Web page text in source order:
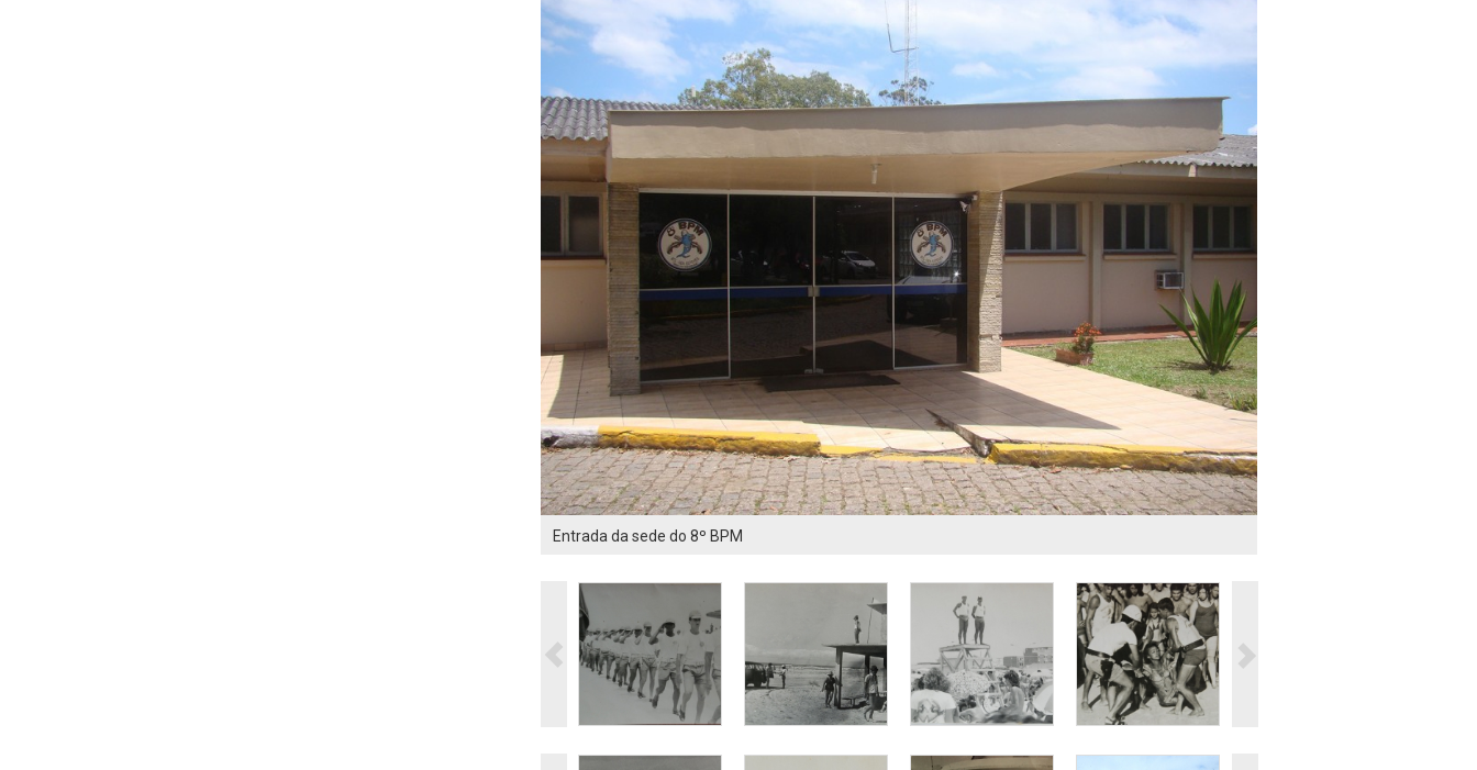
Entrada da sede do 8º BPM